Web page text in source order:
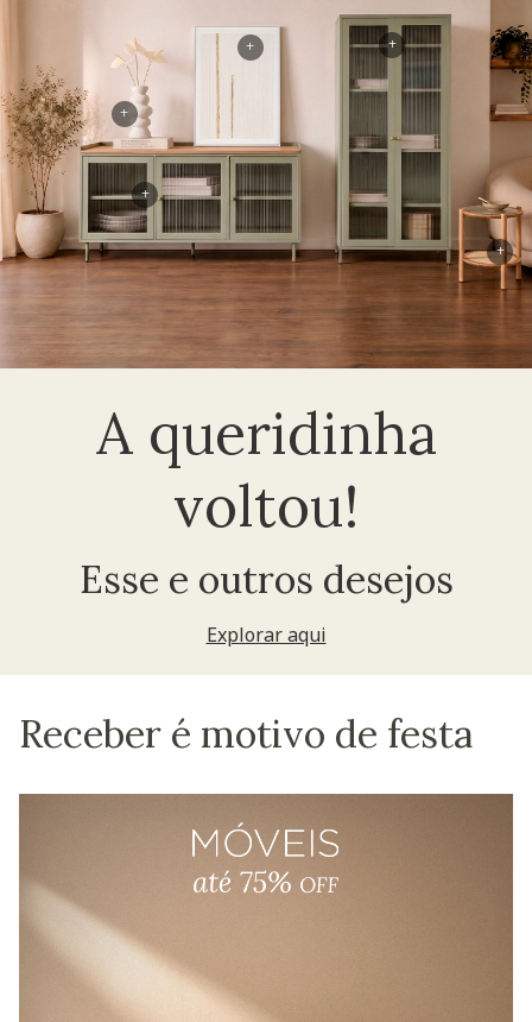
A queridinha
voltou!
Esse e outros desejos
Explorar aqui
+
+
+
+
+
Receber é motivo de festa